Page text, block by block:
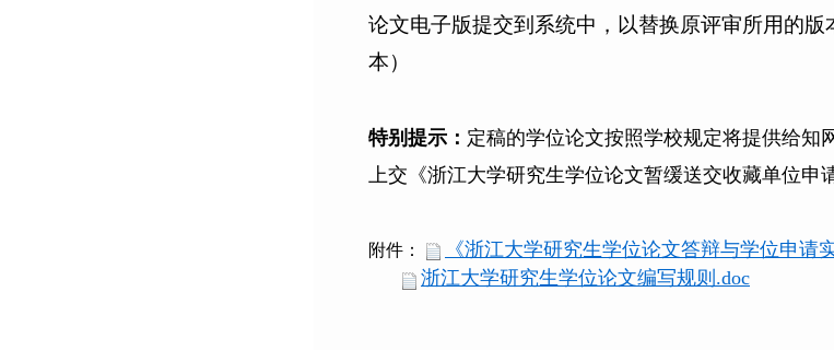
论文电子版提交到系统中，以替换原评审所用的版
本）
特别提示： 定稿的学位论文按照学校规定将提供给知
上交《浙江大学研究生学位论文暂缓送交收藏单位申
附件：
《浙江大学研究生学位论文答辩与学位申请
浙江大学研究生学位论文编写规则.doc